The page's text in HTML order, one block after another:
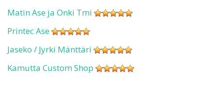
Matin Ase ja Onki Tmi
Printec Ase
Jaseko / Jyrki Mänttäri
Kamutta Custom Shop